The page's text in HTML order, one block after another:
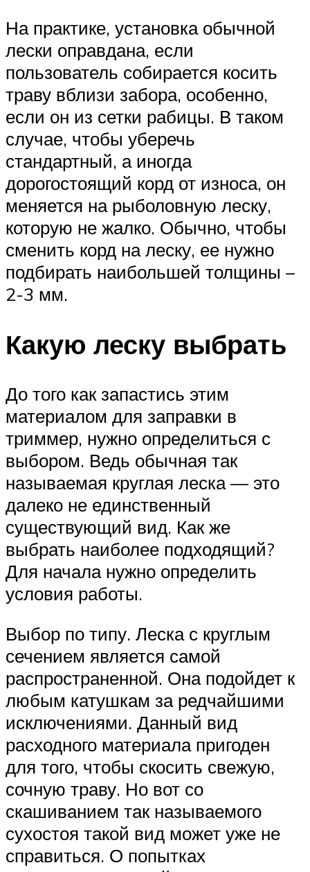
На практике, установка обычной
лески оправдана, если
пользователь собирается косить
траву вблизи забора, особенно,
если он из сетки рабицы. В таком
случае, чтобы уберечь
стандартный, а иногда
дорогостоящий корд от износа, он
меняется на рыболовную леску,
которую не жалко. Обычно, чтобы
сменить корд на леску, ее нужно
подбирать наибольшей толщины –
2-3 мм.
Какую леску выбрать
До того как запастись этим
материалом для заправки в
триммер, нужно определиться с
выбором. Ведь обычная так
называемая круглая леска — это
далеко не единственный
существующий вид. Как же
выбрать наиболее подходящий?
Для начала нужно определить
условия работы.
Выбор по типу. Леска с круглым
сечением является самой
распространенной. Она подойдет к
любым катушкам за редчайшими
исключениями. Данный вид
расходного материала пригоден
для того, чтобы скосить свежую,
сочную траву. Но вот со
скашиванием так называемого
сухостоя такой вид может уже не
справиться. О попытках